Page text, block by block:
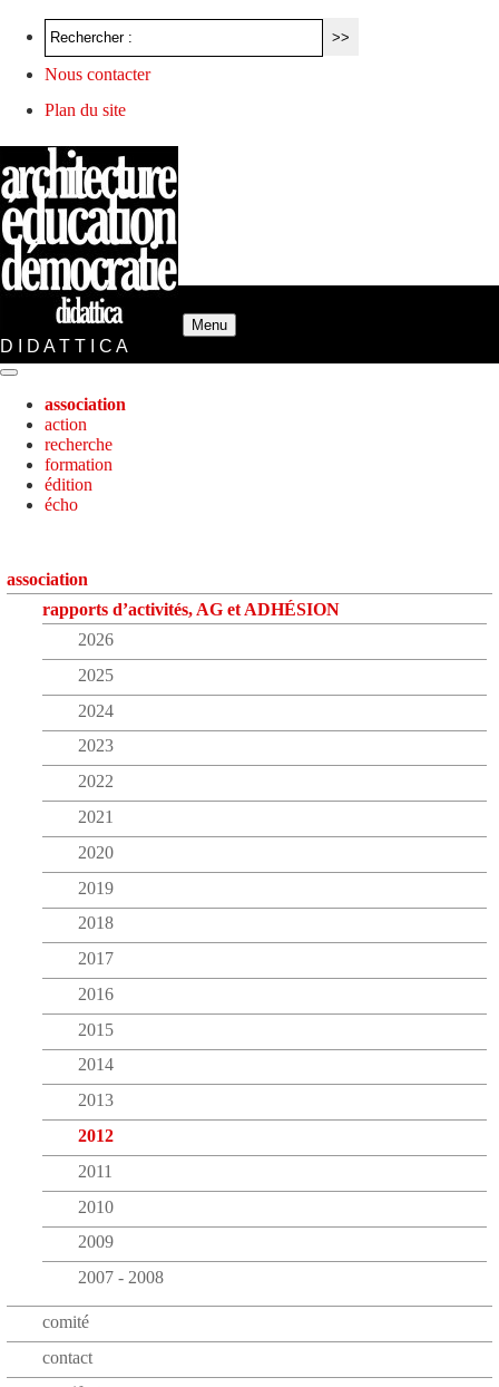
Nous contacter
Plan du site
Menu
D I D A T T I C A
association
action
recherche
formation
édition
écho
association
rapports d’activités, AG et ADHÉSION
2026
2025
2024
2023
2022
2021
2020
2019
2018
2017
2016
2015
2014
2013
2012
2011
2010
2009
2007 - 2008
comité
contact